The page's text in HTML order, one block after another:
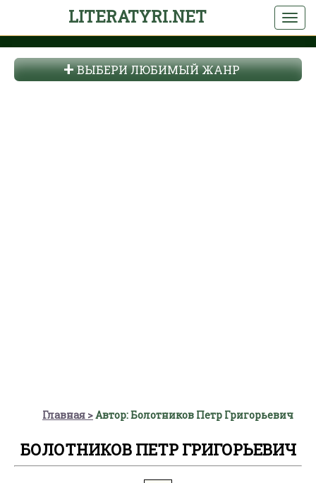
LITERATYRI.NET
ВЫБЕРИ ЛЮБИМЫЙ ЖАНР
Главная Автор: Болотников Петр Григорьевич
БОЛОТНИКОВ ПЕТР ГРИГОРЬЕВИЧ